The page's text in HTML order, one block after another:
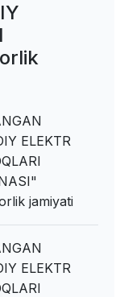
ELEKTR
jamiyati
ELEKTR